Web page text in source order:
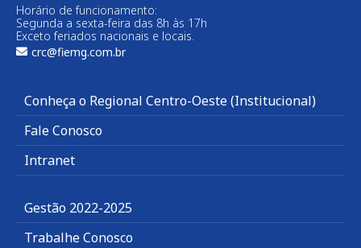
Horário de funcionamento:
Segunda a sexta-feira das 8h às 17h
Exceto feriados nacionais e locais.
crc@fiemg.com.br
Conheça o Regional Centro-Oeste (Institucional)
Fale Conosco
Intranet
Gestão 2022-2025
Trabalhe Conosco